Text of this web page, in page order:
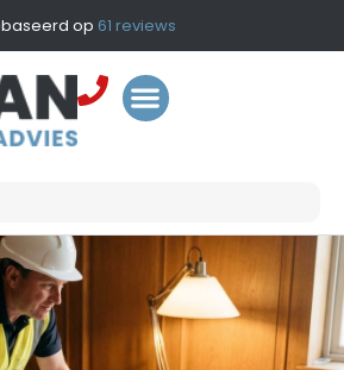
op 61 reviews